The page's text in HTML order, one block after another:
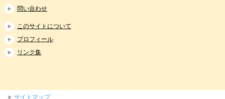
問い合わせ
このサイトについて
プロフィール
リンク集
サイトマップ